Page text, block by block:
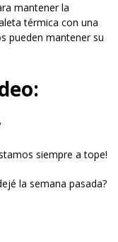
mantener la
térmica con una
pueden mantener su
siempre a tope!
la semana pasada?